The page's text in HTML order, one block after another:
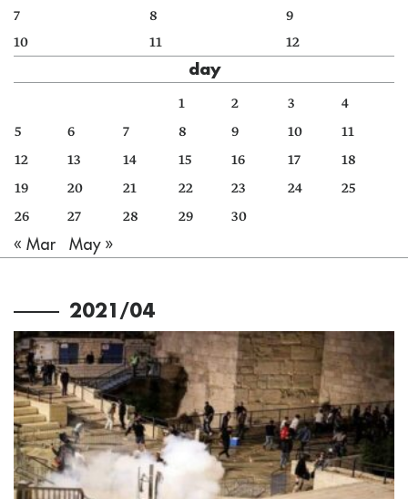
7
8
9
10
11 12
day
1 2 3
4
5
6 7 8 9 10
11
12
13 14 15 16 17
18
19
20 21 22 23 24
25
26
27 28 29 30
« Mar May »
2021/04